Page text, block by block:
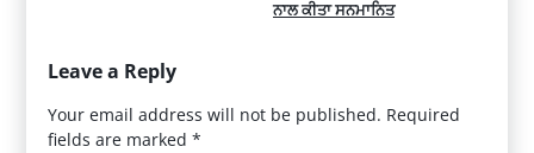
ਨਾਲ ਕੀਤਾ ਸਨਮਾਨਿਤ
Leave a Reply
Your email address will not be published. Required
fields are marked*